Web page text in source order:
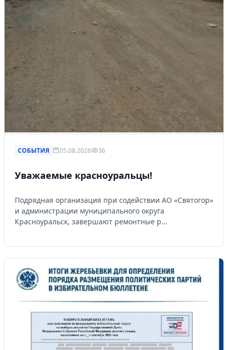
СОБЫТИЯ 05.08.2026 36
Уважаемые красноуральцы!
Подрядная организация при содействии АО «Святогор»
и администрации муниципального округа
Красноуральск, завершают ремонтные р...